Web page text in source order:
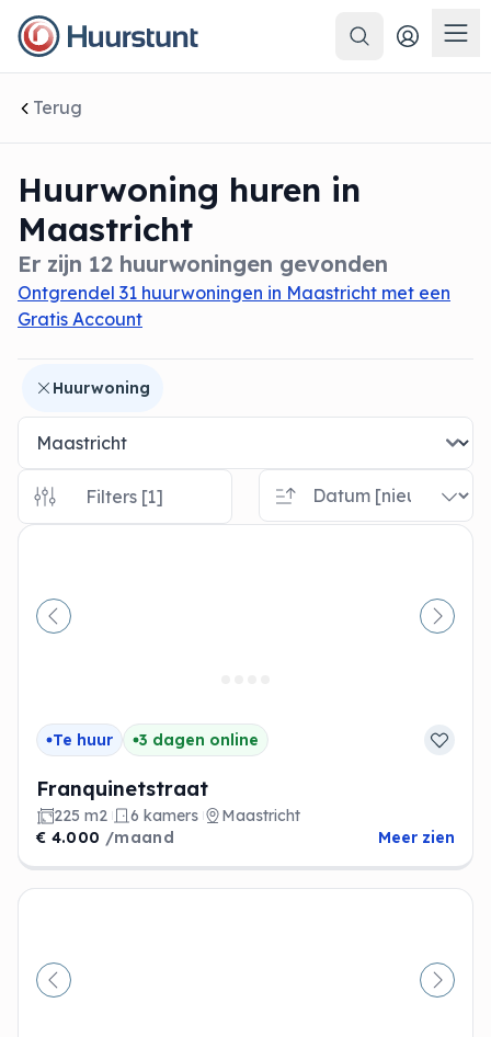
Zoeken
Terug
Huurwoning huren in
Maastricht
Er zijn 12 huurwoningen gevonden
Ontgrendel 31 huurwoningen in Maastricht met een
Gratis Account
sluiten
Huurwoning
Filters [1]
Vorige
Te huur 3 dagen online
Franquinetstraat
225 m2 6 kamers
Maastricht
€ 4.000 /maand Meer zien
Vorige